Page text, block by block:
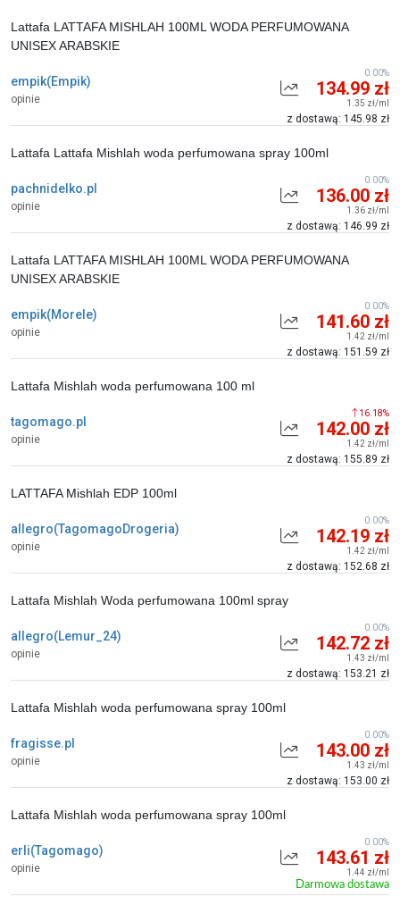
empik(Empik)
opinie
Lattafa LATTAFA MISHLAH 100ML WODA PERFUMOWANA
UNISEX ARABSKIE
134.99 zł
1.35 zł/ml
z dostawą: 145.98 zł
0.00%
pachnidelko.pl
opinie
Lattafa Lattafa Mishlah woda perfumowana spray 100ml
136.00 zł
1.36 zł/ml
z dostawą: 146.99 zł
0.00%
empik(Morele)
opinie
Lattafa LATTAFA MISHLAH 100ML WODA PERFUMOWANA
UNISEX ARABSKIE
141.60 zł
1.42 zł/ml
z dostawą: 151.59 zł
0.00%
tagomago.pl
opinie
Lattafa Mishlah woda perfumowana 100 ml
142.00 zł
1.42 zł/ml
z dostawą: 155.89 zł
16.18%
allegro(TagomagoDrogeria)
opinie
LATTAFA Mishlah EDP 100ml
142.19 zł
1.42 zł/ml
z dostawą: 152.68 zł
0.00%
allegro(Lemur_24)
opinie
Lattafa Mishlah Woda perfumowana 100ml spray
142.72 zł
1.43 zł/ml
z dostawą: 153.21 zł
0.00%
fragisse.pl
opinie
Lattafa Mishlah woda perfumowana spray 100ml
143.00 zł
1.43 zł/ml
z dostawą: 153.00 zł
0.00%
erli(Tagomago)
opinie
Lattafa Mishlah woda perfumowana spray 100ml
143.61 zł
1.44 zł/ml
Darmowa dostawa
0.00%